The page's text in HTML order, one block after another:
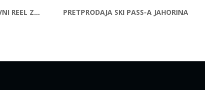
ZELENI SMOOTHIE RECEPT – PROMOTIVNI REEL ZA BLENDER PRETPRODAJA SKI PASS-A JAHORINA